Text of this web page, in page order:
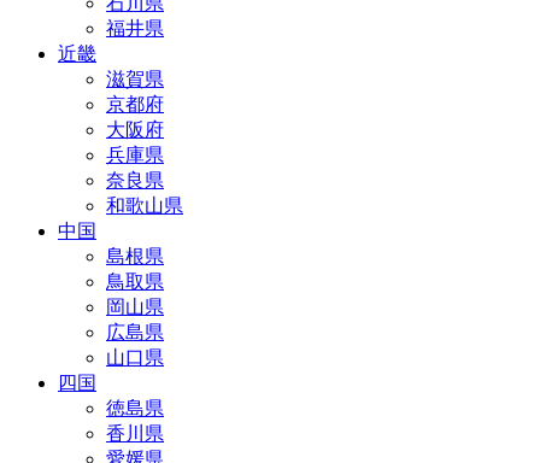
福井県
近畿
滋賀県
京都府
大阪府
兵庫県
奈良県
和歌山県
中国
島根県
鳥取県
岡山県
広島県
山口県
四国
徳島県
香川県
愛媛県